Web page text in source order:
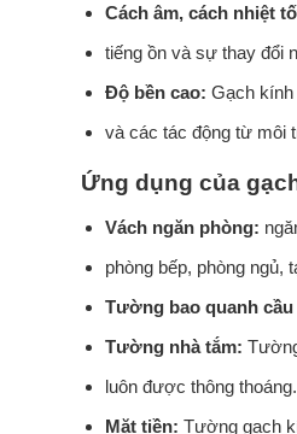
Cách âm, cách nhiệt
tiếng ồn và sự thay đổi
Độ bền cao: Gạch
và các tác động từ môi
Ứng dụng của
Vách ngăn phòng:
phòng bếp, phòng ngủ,
Tường bao quanh cầu
Tường nhà tắm:
luôn được thông thoáng.
Mặt tiền: Tường gạch